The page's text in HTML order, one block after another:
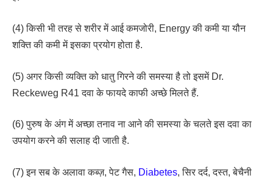
(4) किसी भी तरह से शरीर में आई कमजोरी, Energy की कमी या यौन
शक्ति की कमी में इसका प्रयोग होता है.
(5) अगर किसी व्यक्ति को धातु गिरने की समस्या है तो इसमें Dr.
Reckeweg R41 दवा के फायदे काफी अच्छे मिलते हैं.
(6) पुरुष के अंग में अच्छा तनाव ना आने की समस्या के चलते इस दवा का
उपयोग करने की सलाह दी जाती है.
(7) इन सब के अलावा कब्ज़, पेट गैस, Diabetes, सिर दर्द, दस्त, बेचैनी